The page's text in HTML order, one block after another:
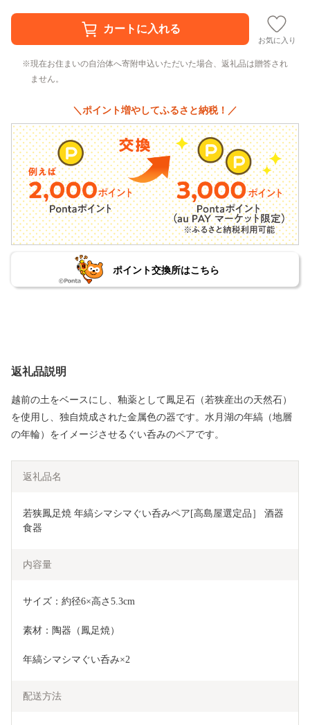
お気に入り
現在お住まいの自治体へ寄附申込いただいた場合、返礼品は贈答され
ません。
＼ポイント増やしてふるさと納税！／
ポイント交換所はこちら
返礼品説明
越前の土をベースにし、釉薬として鳳足石（若狭産出の天然石）
を使用し、独自焼成された金属色の器です。水月湖の年縞（地層
の年輪）をイメージさせるぐい呑みのペアです。
返礼品名
若狭鳳足焼 年縞シマシマぐい呑みペア[高島屋選定品］ 酒器
食器
内容量
サイズ：約径6×高さ5.3cm
素材：陶器（鳳足焼）
年縞シマシマぐい呑み×2
配送方法